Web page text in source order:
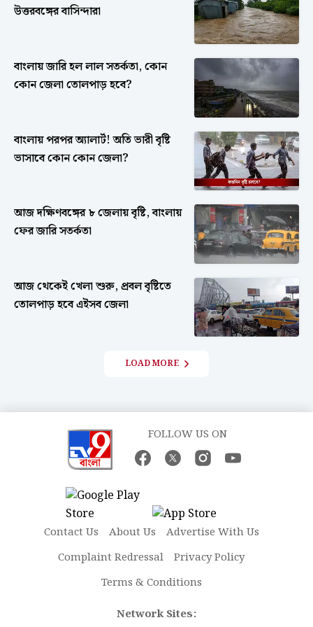
উত্তরবঙ্গের বাসিন্দারা
বাংলায় জারি হল লাল সতর্কতা, কোন
কোন জেলা তোলপাড় হবে?
বাংলায় পরপর অ্যালার্ট! অতি ভারী বৃষ্টি
ভাসাবে কোন কোন জেলা?
আজ দক্ষিণবঙ্গের ৮ জেলায় বৃষ্টি, বাংলায়
ফের জারি সতর্কতা
আজ থেকেই খেলা শুরু, প্রবল বৃষ্টিতে
তোলপাড় হবে এইসব জেলা
LOAD MORE
FOLLOW US ON
Contact Us About Us
Advertise With Us
Complaint Redressal
Privacy Policy
Terms & Conditions
Network Sites: